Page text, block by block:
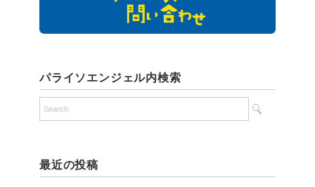
パライソエンジェル内検索
最近の投稿